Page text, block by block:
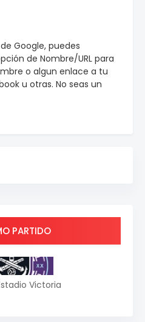
Google, puedes
de Nombre/URL para
o algun enlace a tu
u otras. No seas un
PARTIDO
Victoria